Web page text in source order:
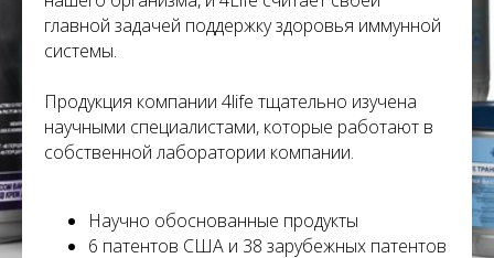
главной задачей поддержку здоровья иммунной
системы.
Продукция компании 4life тщательно изучена
научными специалистами, которые работают в
собственной лаборатории компании.
Научно обоснованные продукты
6 патентов США и 38 зарубежных патентов